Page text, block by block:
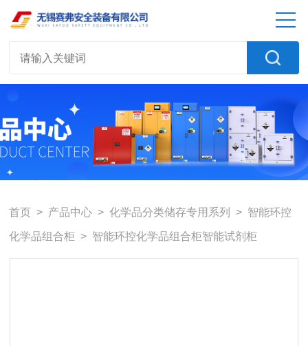
首页 > 产品中心 >化学品分类储存专用系列 > 智能环控
化学品组合柜 > 智能环控化学品组合柜智能试剂柜